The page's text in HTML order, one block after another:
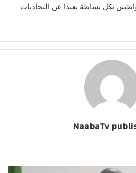
بكل بساطة بعيدا عن التجاذبات
NaabaTv